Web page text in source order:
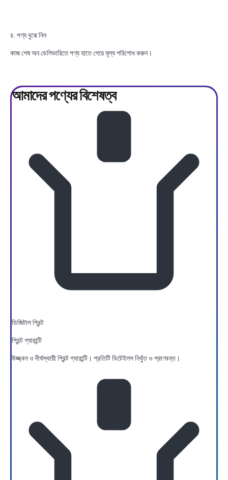
৪. পণ্য বুঝে নিন
কাজ শেষ অন ডেলিভারিতে পণ্য হাতে পেয়ে মূল্য পরিশোধ করুন।
আমাদের পণ্যেরবিশেষত্ব
ডিজিটাল প্রিন্ট
প্রিন্ট গ্যারান্টি
উজ্জ্বল ও দীর্ঘস্থায়ী প্রিন্ট গ্যারান্টি। প্রতিটি ডিটেইলস নিখুঁত ও প্রাণবন্ত।